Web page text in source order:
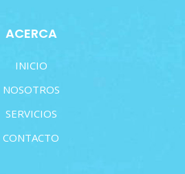
ACERCA
INICIO
NOSOTROS
SERVICIOS
CONTACTO